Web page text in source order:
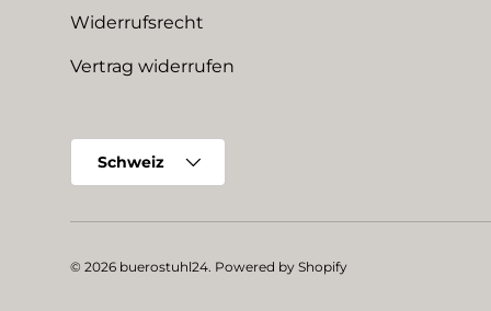
Widerrufsrecht
Vertrag widerrufen
Schweiz
© 2026 buerostuhl24. Powered by Shopify